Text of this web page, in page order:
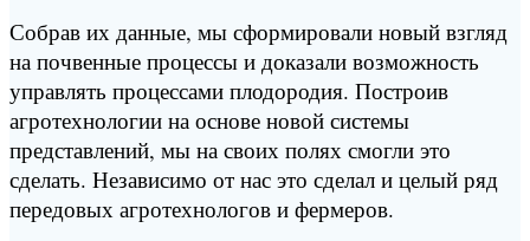
Собрав их данные, мы сформировали новый взгляд
на почвенные процессы и доказали возможность
управлять процессами плодородия. Построив
агротехнологии на основе новой системы
представлений, мы на своих полях смогли это
сделать. Независимо от нас это сделал и целый ряд
передовых агротехнологов и фермеров.